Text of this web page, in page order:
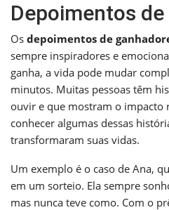
Depoimentos
Os depoimentos de
sempre inspiradores e
ganha, a vida pode mudar
minutos. Muitas pessoas têm
ouvir e que mostram o impacto
conhecer algumas dessas
transformaram suas vidas.
Um exemplo é o caso de Ana,
em um sorteio. Ela sempre
mas nunca teve como. Com o